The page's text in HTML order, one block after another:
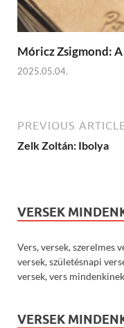
Móricz Zsigmond:
2025.05.04.
PREVIOUS ARTICLE
Zelk Zoltán: Ibolya
VERSEK
Vers, versek, szerelmes
versek, születésnapi
versek, vers
VERSEK